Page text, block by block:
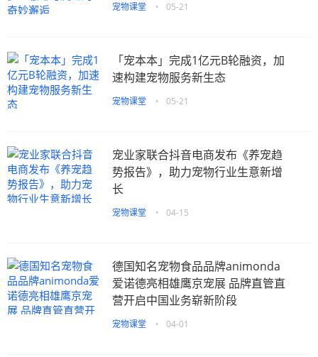
宠物课堂 • 05-21
「宠本本」完成1亿元B轮融资，加
速构建宠物服务新生态
宠物课堂 • 05-21
宠业家联合抖音电商发布《养宠趋
势报告》，助力宠物行业生意新增
长
宠物课堂 • 04-15
德国知名宠物食品品牌animonda
爱诺德亮相雄鹰京宠展 品牌直管直
营开启中国业务崭新阶段
宠物课堂 • 04-01